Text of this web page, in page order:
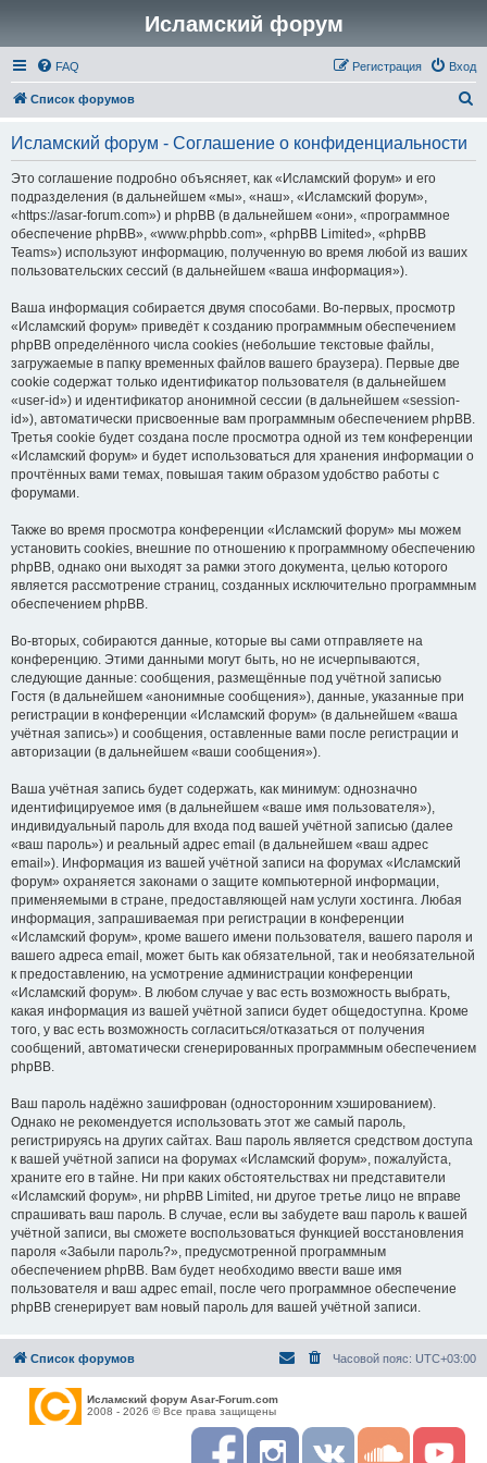
Исламский форум
FAQ Вход
Регистрация
Список форумов
Исламский форум - Соглашение о конфиденциальности
Это соглашение подробно объясняет, как «Исламский форум» и его
подразделения (в дальнейшем «мы», «наш», «Исламский форум»,
«https://asar-forum.com») и phpBB (в дальнейшем «они», «программное
обеспечение phpBB», «www.phpbb.com», «phpBB Limited», «phpBB
Teams») используют информацию, полученную во время любой из ваших
пользовательских сессий (в дальнейшем «ваша информация»).
Ваша информация собирается двумя способами. Во-первых, просмотр
«Исламский форум» приведёт к созданию программным обеспечением
phpBB определённого числа cookies (небольшие текстовые файлы,
загружаемые в папку временных файлов вашего браузера). Первые две
cookie содержат только идентификатор пользователя (в дальнейшем
«user-id») и идентификатор анонимной сессии (в дальнейшем «session-
id»), автоматически присвоенные вам программным обеспечением phpBB.
Третья cookie будет создана после просмотра одной из тем конференции
«Исламский форум» и будет использоваться для хранения информации о
прочтённых вами темах, повышая таким образом удобство работы с
форумами.
Также во время просмотра конференции «Исламский форум» мы можем
установить cookies, внешние по отношению к программному обеспечению
phpBB, однако они выходят за рамки этого документа, целью которого
является рассмотрение страниц, созданных исключительно программным
обеспечением phpBB.
Во-вторых, собираются данные, которые вы сами отправляете на
конференцию. Этими данными могут быть, но не исчерпываются,
следующие данные: сообщения, размещённые под учётной записью
Гостя (в дальнейшем «анонимные сообщения»), данные, указанные при
регистрации в конференции «Исламский форум» (в дальнейшем «ваша
учётная запись») и сообщения, оставленные вами после регистрации и
авторизации (в дальнейшем «ваши сообщения»).
Ваша учётная запись будет содержать, как минимум: однозначно
идентифицируемое имя (в дальнейшем «ваше имя пользователя»),
индивидуальный пароль для входа под вашей учётной записью (далее
«ваш пароль») и реальный адрес email (в дальнейшем «ваш адрес
email»). Информация из вашей учётной записи на форумах «Исламский
форум» охраняется законами о защите компьютерной информации,
применяемыми в стране, предоставляющей нам услуги хостинга. Любая
информация, запрашиваемая при регистрации в конференции
«Исламский форум», кроме вашего имени пользователя, вашего пароля и
вашего адреса email, может быть как обязательной, так и необязательной
к предоставлению, на усмотрение администрации конференции
«Исламский форум». В любом случае у вас есть возможность выбрать,
какая информация из вашей учётной записи будет общедоступна. Кроме
того, у вас есть возможность согласиться/отказаться от получения
сообщений, автоматически сгенерированных программным обеспечением
phpBB.
Ваш пароль надёжно зашифрован (односторонним хэшированием).
Однако не рекомендуется использовать этот же самый пароль,
регистрируясь на других сайтах. Ваш пароль является средством доступа
к вашей учётной записи на форумах «Исламский форум», пожалуйста,
храните его в тайне. Ни при каких обстоятельствах ни представители
«Исламский форум», ни phpBB Limited, ни другое третье лицо не вправе
спрашивать ваш пароль. В случае, если вы забудете ваш пароль к вашей
учётной записи, вы сможете воспользоваться функцией восстановления
пароля «Забыли пароль?», предусмотренной программным
обеспечением phpBB. Вам будет необходимо ввести ваше имя
пользователя и ваш адрес email, после чего программное обеспечение
phpBB сгенерирует вам новый пароль для вашей учётной записи.
Список форумов Часовой пояс: UTC+03:00
Исламский форум Asar-Forum.com
2008 - 2026 © Все права защищены
F I R S Y